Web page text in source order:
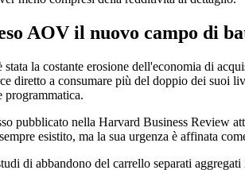
AOV il nuovo campo di
la costante erosione dell'economia di
diretto a consumare più del doppio dei
programmatica.
pubblicato nella Harvard Business Review
esistito, ma la sua urgenza è affinata
di abbandono del carrello separati